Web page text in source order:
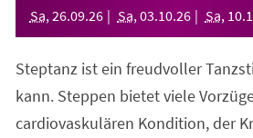
Sa, 26.09.26 Sa, 03.10.26 Sa, 10.
Steptanz ist ein freudvoller
kann. Steppen bietet viele
cardiovaskulären Kondition, der